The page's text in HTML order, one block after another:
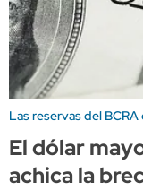
Las reservas del BCRA
El dólar
achica la